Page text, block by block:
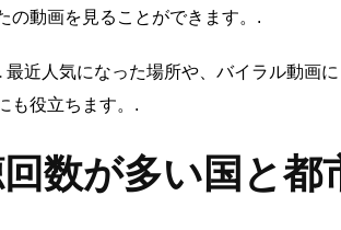
の動画を見ることができます。.
最近人気になった場所や、バイラル動画
も役立ちます。.
数が多い国と都